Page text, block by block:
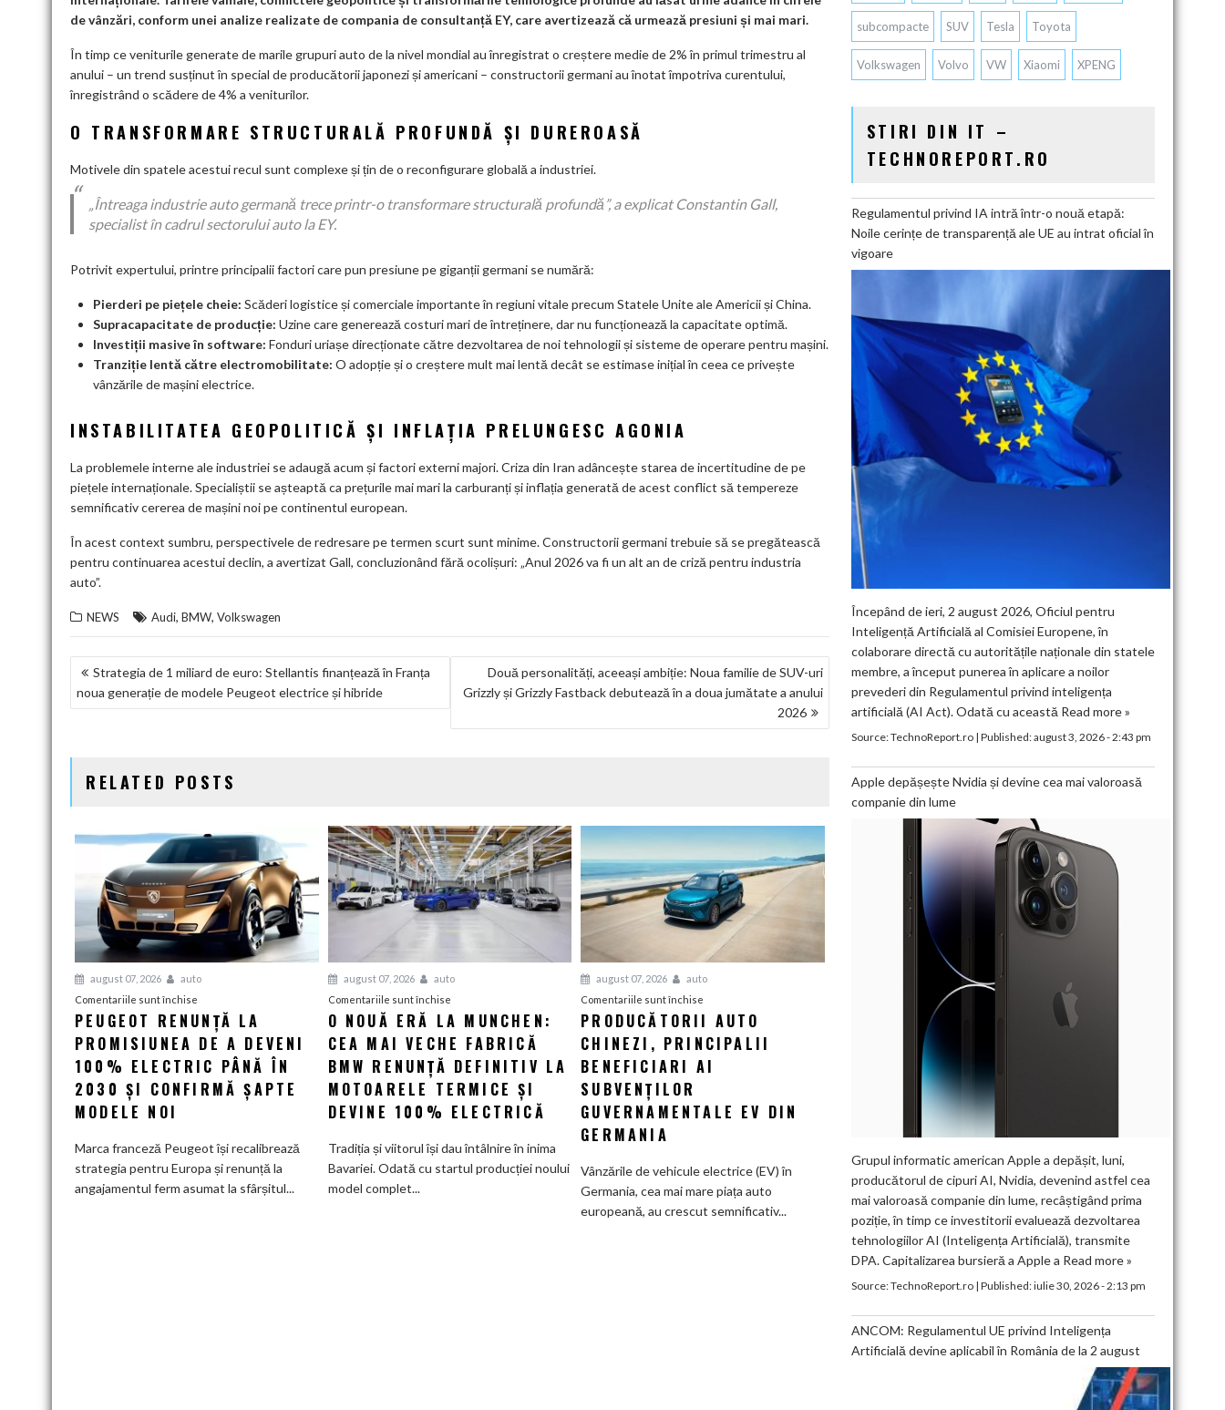
o
k
m
ks
de vânzări, conform unei analize realizate de compania de consultanță EY, care avertizează că urmează presiuni și mai mari.
În timp ce veniturile generate de marile grupuri auto de la nivel mondial au înregistrat o creștere medie de 2% în primul trimestru al
anului – un trend susținut în special de producătorii japonezi și americani – constructorii germani au înotat împotriva curentului,
înregistrând o scădere de 4% a veniturilor.
O TRANSFORMARE STRUCTURALĂ PROFUNDĂ ȘI DUREROASĂ
Motivele din spatele acestui recul sunt complexe și țin de o reconfigurare globală a industriei.
„Întreaga industrie auto germană trece printr-o transformare structurală profundă”, a explicat Constantin Gall,
specialist în cadrul sectorului auto la EY.
Potrivit expertului, printre principalii factori care pun presiune pe giganții germani se numără:
Pierderi pe piețele cheie: Scăderi logistice și comerciale importante în regiuni vitale precum Statele Unite ale Americii și China.
Supracapacitate de producție: Uzine care generează costuri mari de întreținere, dar nu funcționează la capacitate optimă.
Investiții masive în software: Fonduri uriașe direcționate către dezvoltarea de noi tehnologii și sisteme de operare pentru mașini.
Tranziție lentă către electromobilitate: O adopție și o creștere mult mai lentă decât se estimase inițial în ceea ce privește
vânzările de mașini electrice.
INSTABILITATEA GEOPOLITICĂ ȘI INFLAȚIA PRELUNGESC AGONIA
La problemele interne ale industriei se adaugă acum și factori externi majori. Criza din Iran adâncește starea de incertitudine de pe
piețele internaționale. Specialiștii se așteaptă ca prețurile mai mari la carburanți și inflația generată de acest conflict să tempereze
semnificativ cererea de mașini noi pe continentul european.
În acest context sumbru, perspectivele de redresare pe termen scurt sunt minime. Constructorii germani trebuie să se pregătească
pentru continuarea acestui declin, a avertizat Gall, concluzionând fără ocolișuri: „Anul 2026 va fi un alt an de criză pentru industria
auto”.
NEWS Audi, BMW, Volkswagen
NAVIGARE
ÎN
Strategia de 1 miliard de euro: Stellantis finanțează în Franța
noua generație de modele Peugeot electrice și hibride
Două personalități, aceeași ambiție: Noua familie de SUV-uri
Grizzly și Grizzly Fastback debutează în a doua jumătate a anului
2026
RELATED POSTS
august 07, 2026
auto
Comentariile sunt închise
Peugeot
renunță
la
promisiunea
de
electric
PEUGEOT RENUNȚĂ LA
PROMISIUNEA DE A DEVENI
100% ELECTRIC PÂNĂ ÎN
2030 ȘI CONFIRMĂ ȘAPTE
MODELE NOI
Marca franceză Peugeot își recalibrează
strategia pentru Europa și renunță la
angajamentul ferm asumat la sfârșitul...
august 07, 2026
auto
Comentariile sunt închisepentru
O
nouă
eră
Munchen:
Cea
O NOUĂ ERĂ LA MUNCHEN:
CEA MAI VECHE FABRICĂ
BMW RENUNȚĂ DEFINITIV LA
MOTOARELE TERMICE ȘI
DEVINE 100% ELECTRICĂ
Tradiția și viitorul își dau întâlnire în inima
Bavariei. Odată cu startul producției noului
model complet...
august 07, 2026
auto
Comentariile sunt închise
Producătorii
auto
chinezi,
ai
EV
din
Germania
PRODUCĂTORII AUTO
CHINEZI, PRINCIPALII
BENEFICIARI AI
SUBVENȚILOR
GUVERNAMENTALE EV DIN
GERMANIA
Vânzările de vehicule electrice (EV) în
Germania, cea mai mare piața auto
europeană, au crescut semnificativ...
subcompacte SUV Tesla Toyota
Volkswagen Volvo VW Xiaomi XPENG
STIRI DIN IT –
TECHNOREPORT.RO
Regulamentul privind IA intră într-o nouă etapă:
Noile cerințe de transparență ale UE au intrat oficial în
vigoare
Începând de ieri, 2 august 2026, Oficiul pentru
Inteligență Artificială al Comisiei Europene, în
colaborare directă cu autoritățile naționale din statele
membre, a început punerea în aplicare a noilor
prevederi din Regulamentul privind inteligența
artificială (AI Act). Odată cu această Read more »
Source:TechnoReport.ro| Published:august 3, 2026 - 2:43 pm
Apple depășește Nvidia și devine cea mai valoroasă
companie din lume
Grupul informatic american Apple a depășit, luni,
producătorul de cipuri AI, Nvidia, devenind astfel cea
mai valoroasă companie din lume, recâștigând prima
poziție, în timp ce investitorii evaluează dezvoltarea
tehnologiilor AI (Inteligența Artificială), transmite
DPA. Capitalizarea bursieră a Apple a Read more »
Source:TechnoReport.ro| Published:iulie 30, 2026 - 2:13 pm
ANCOM: Regulamentul UE privind Inteligența
Artificială devine aplicabil în România de la 2 august